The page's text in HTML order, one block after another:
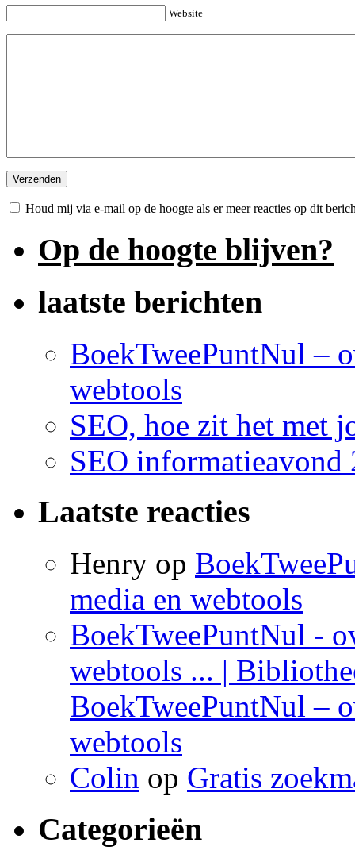
Website
Houd mij via e-mail op de hoogte als er meer reacties op dit
Op de hoogte blijven?
laatste berichten
BoekTweePuntNul –
webtools
SEO, hoe zit het met
SEO
Laatste reacties
Henry op
media en webtools
BoekTweePuntNul -
webtools ... |
BoekTweePuntNul –
webtools
Colin op Gratis
Categorieën